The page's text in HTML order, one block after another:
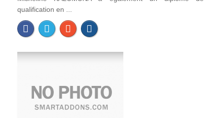
qualification en ...